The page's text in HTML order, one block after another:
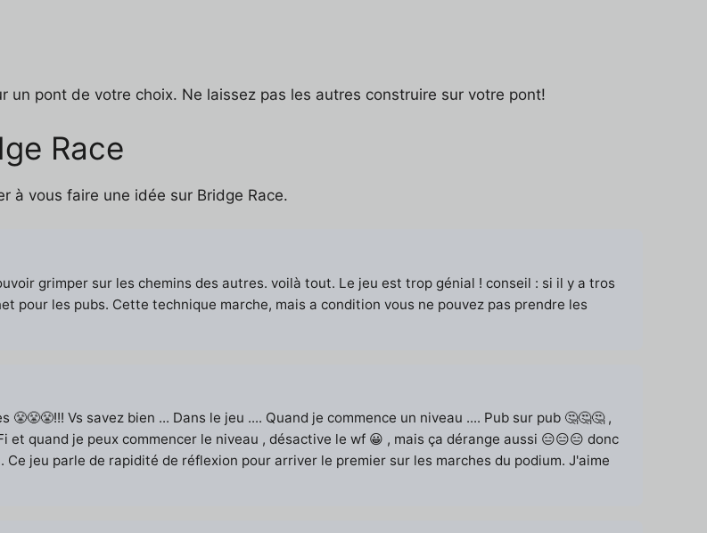
pont de votre choix. Ne laissez pas les autres construire sur votre pont!
Race
à vous faire une idée sur Bridge Race.
grimper sur les chemins des autres. voilà tout. Le jeu est trop génial ! conseil : si il y a tros
pour les pubs. Cette technique marche, mais a condition vous ne pouvez pas prendre les
Vs savez bien ... Dans le jeu .... Quand je commence un niveau .... Pub sur pub 🤔🤔🤔 ,
quand je peux commencer le niveau , désactive le wf 😀 , mais ça dérange aussi 😑😑😑 donc
Ce jeu parle de rapidité de réflexion pour arriver le premier sur les marches du podium. J'aime